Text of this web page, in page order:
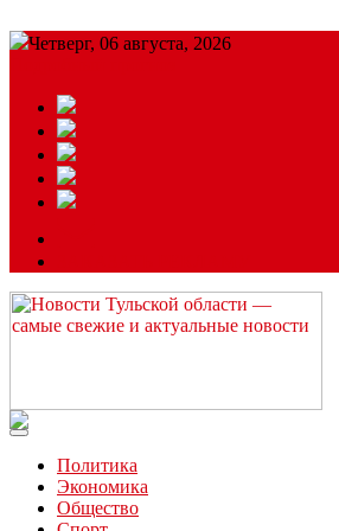
Четверг, 06 августа, 2026
Читайте последние новости дня в
Политика
Экономика
Общество